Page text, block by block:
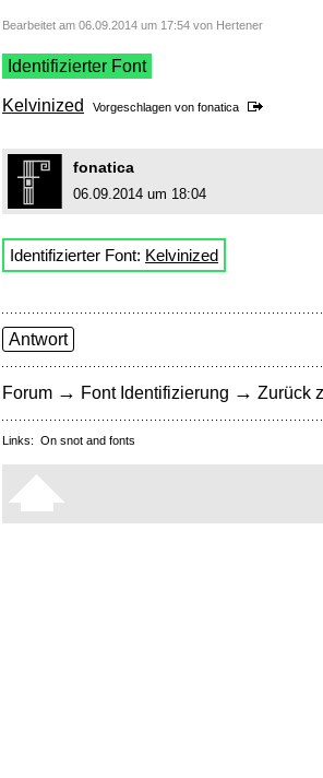
Bearbeitet am 06.09.2014 um 17:54 von Hertener
Identifizierter Font
Kelvinized Vorgeschlagen von fonatica
fonatica
06.09.2014 um 18:04
Identifizierter Font: Kelvinized
Antwort
Forum → Font Identifizierung → Zurück
Links: On snot and fonts